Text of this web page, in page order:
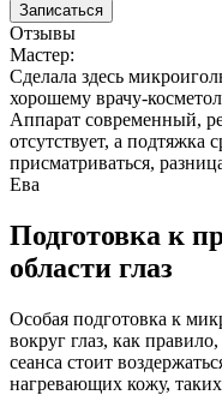
Записаться
Отзывы
Мастер:
Сделала здесь
хорошему врачу-
Аппарат современный,
отсутствует, а подтяжка
присматриваться,
Ева
Подготовка к
области глаз
Особая подготовка к
вокруг глаз, как
сеанса стоит
нагревающих кожу,